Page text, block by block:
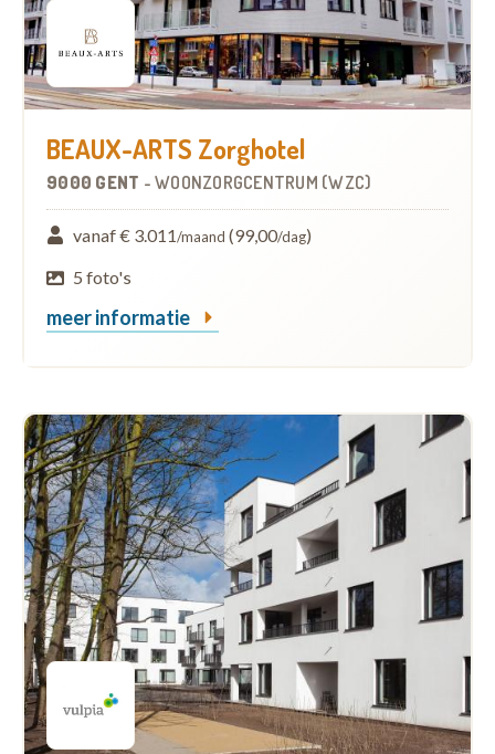
BEAUX-ARTS Zorghotel
9000 GENT - WOONZORGCENTRUM (WZC)
vanaf € 3.011/maand (99,00/dag)
5 foto's
meer informatie